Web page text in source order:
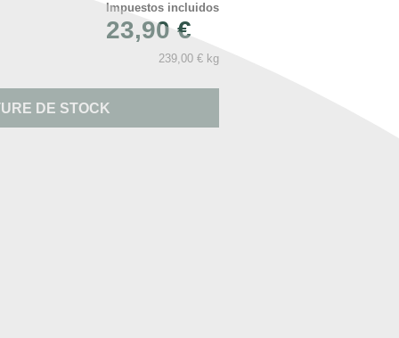
Impuestos incluidos
23,90 €
239,00 € kg
DE STOCK